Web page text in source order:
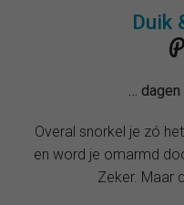
Duik
…
Overal snorkel je zó
en word je omarmd
Zeker. Maar